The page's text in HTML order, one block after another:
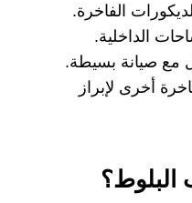
الفاخرة.
الداخلية.
مع صيانة بسيطة.
أخرى لإبراز